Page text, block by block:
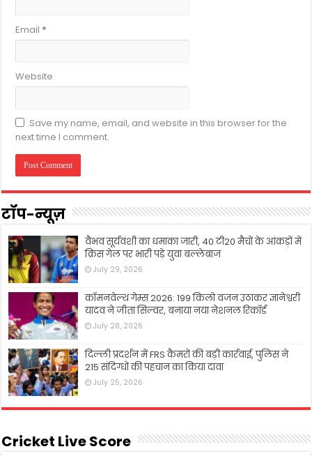
Email *
Website
Save my name, email, and website in this browser for the
next time I comment.
टॉप-न्यूज़
वैभव सूर्यवंशी का धमाका जारी, 40 टी20 मैचों के आंकड़ों में
क्रिस गेल पर भारी पड़े युवा बल्लेबाज
July 29, 2026
कॉमनवेल्थ गेम्स 2026: 199 किलो वजन उठाकर ज्ञानेश्वरी
यादव ने जीता सिल्वर, बनाया नया नेशनल रिकॉर्ड
July 28, 2026
दिल्ली प्रदर्शन में FRS कैमरों की बड़ी कार्रवाई, पुलिस ने
215 संदिग्धों की पहचान का किया दावा
July 25, 2026
Cricket Live Score